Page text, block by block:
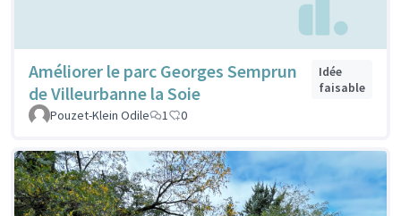
Améliorer le parc Georges Semprun
de Villeurbanne la Soie
Idée
faisable
Pouzet-Klein Odile
1 0